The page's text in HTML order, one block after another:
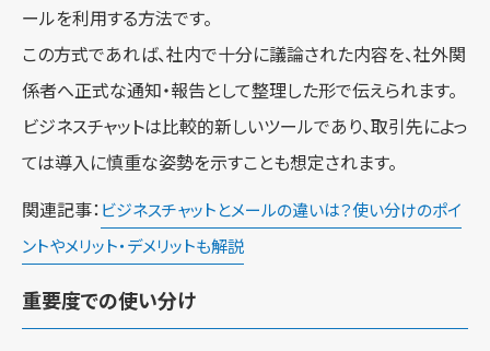
ールを利用する方法です。
この方式であれば、社内で十分に議論された内容を、社外関
係者へ正式な通知・報告として整理した形で伝えられます。
ビジネスチャットは比較的新しいツールであり、取引先によっ
ては導入に慎重な姿勢を示すことも想定されます。
関連記事： ビジネスチャットとメールの違いは？使い分けのポイ
ントやメリット・デメリットも解説
重要度での使い分け